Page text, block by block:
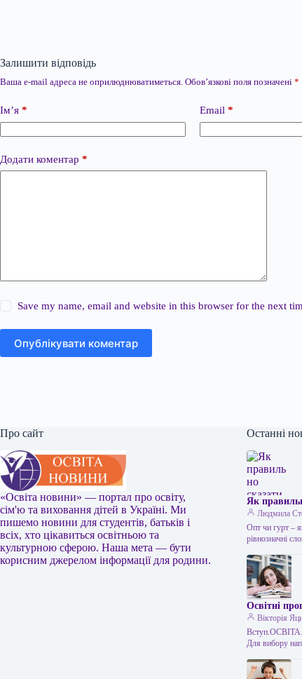
Залишити відповідь
Ваша e-mail адреса не оприлюднюватиметься. Обов’язкові поля позначені *
Ім’я * Email *
Додати коментар *
Save my name, email and website in this browser for the next
Опублікувати коментар
Про сайт
«Освіта новини» — портал про освіту,
сім'ю та виховання дітей в Україні. Ми
пишемо новини для студентів, батьків і
всіх, хто цікавиться освітньою та
культурною сферою. Наша мета — бути
корисним джерелом інформації для родини.
Останні
Як
Людмила
Опт чи гурт –
рівнозначні
Освітні
Вікторія
Для вибору